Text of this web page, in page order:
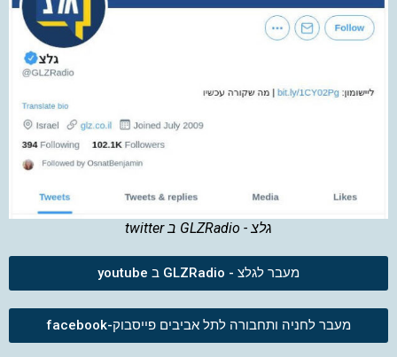
גלצ - GLZRadio ב twitter
מעבר לגלצ - GLZRadio ב youtube
מעבר לחניה ותחבורה לתל אביבים פייסבוק-facebook